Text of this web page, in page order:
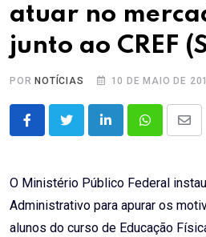
atuar no
junto ao CREF
POR NOTÍCIAS 10 DE MAIO DE
LinkedInWhatsapp
Email
O Ministério Público Federal
Administrativo para apurar os
alunos do curso de Educação